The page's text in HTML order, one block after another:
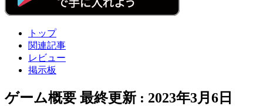
トップ
関連記事
レビュー
掲示板
ゲーム概要 最終更新 : 2023年3月6日